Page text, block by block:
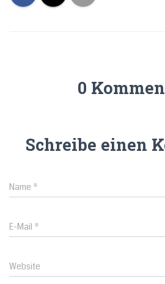
0
Schreibe einen
Name *
E-Mail *
Website